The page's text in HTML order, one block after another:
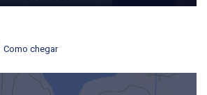
Como chegar